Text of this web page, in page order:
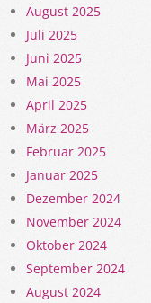
August 2025
Juli 2025
Juni 2025
Mai 2025
April 2025
März 2025
Februar 2025
Januar 2025
Dezember 2024
November 2024
Oktober 2024
September 2024
August 2024